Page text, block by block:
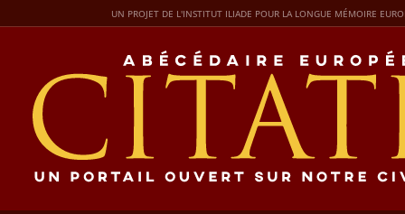
UN PROJET DE L'INSTITUT ILIADE POUR LA LONGUE MÉMOIRE